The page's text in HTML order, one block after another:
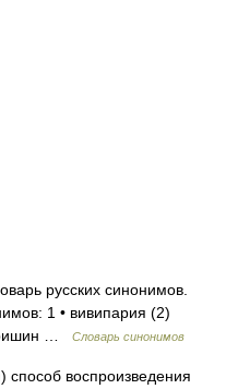
русских синонимов.
1 • вивипария (2)
…
Словарь синонимов
воспроизведения